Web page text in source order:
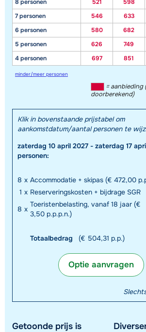
8 personen
7 personen
6 personen
5 personen
4 personen
521 598
546
633
580
682
626
749
697
851
minder/meer personen
= aanbieding
doorberekend)
Klik in bovenstaande prijstabel om
aankomstdatum/aantal personen te
zaterdag 10 april 2027 - zaterdag 17
personen:
8 x Accommodatie + skipas (€ 472,00
1 x Reserveringskosten + bijdrage SGR
8 x
Toeristenbelasting, vanaf 18 jaar (€
3,50 p.p.p.n.)
Totaalbedrag (€ 504,31 p.p.)
Optie aanvragen
Getoonde prijs is